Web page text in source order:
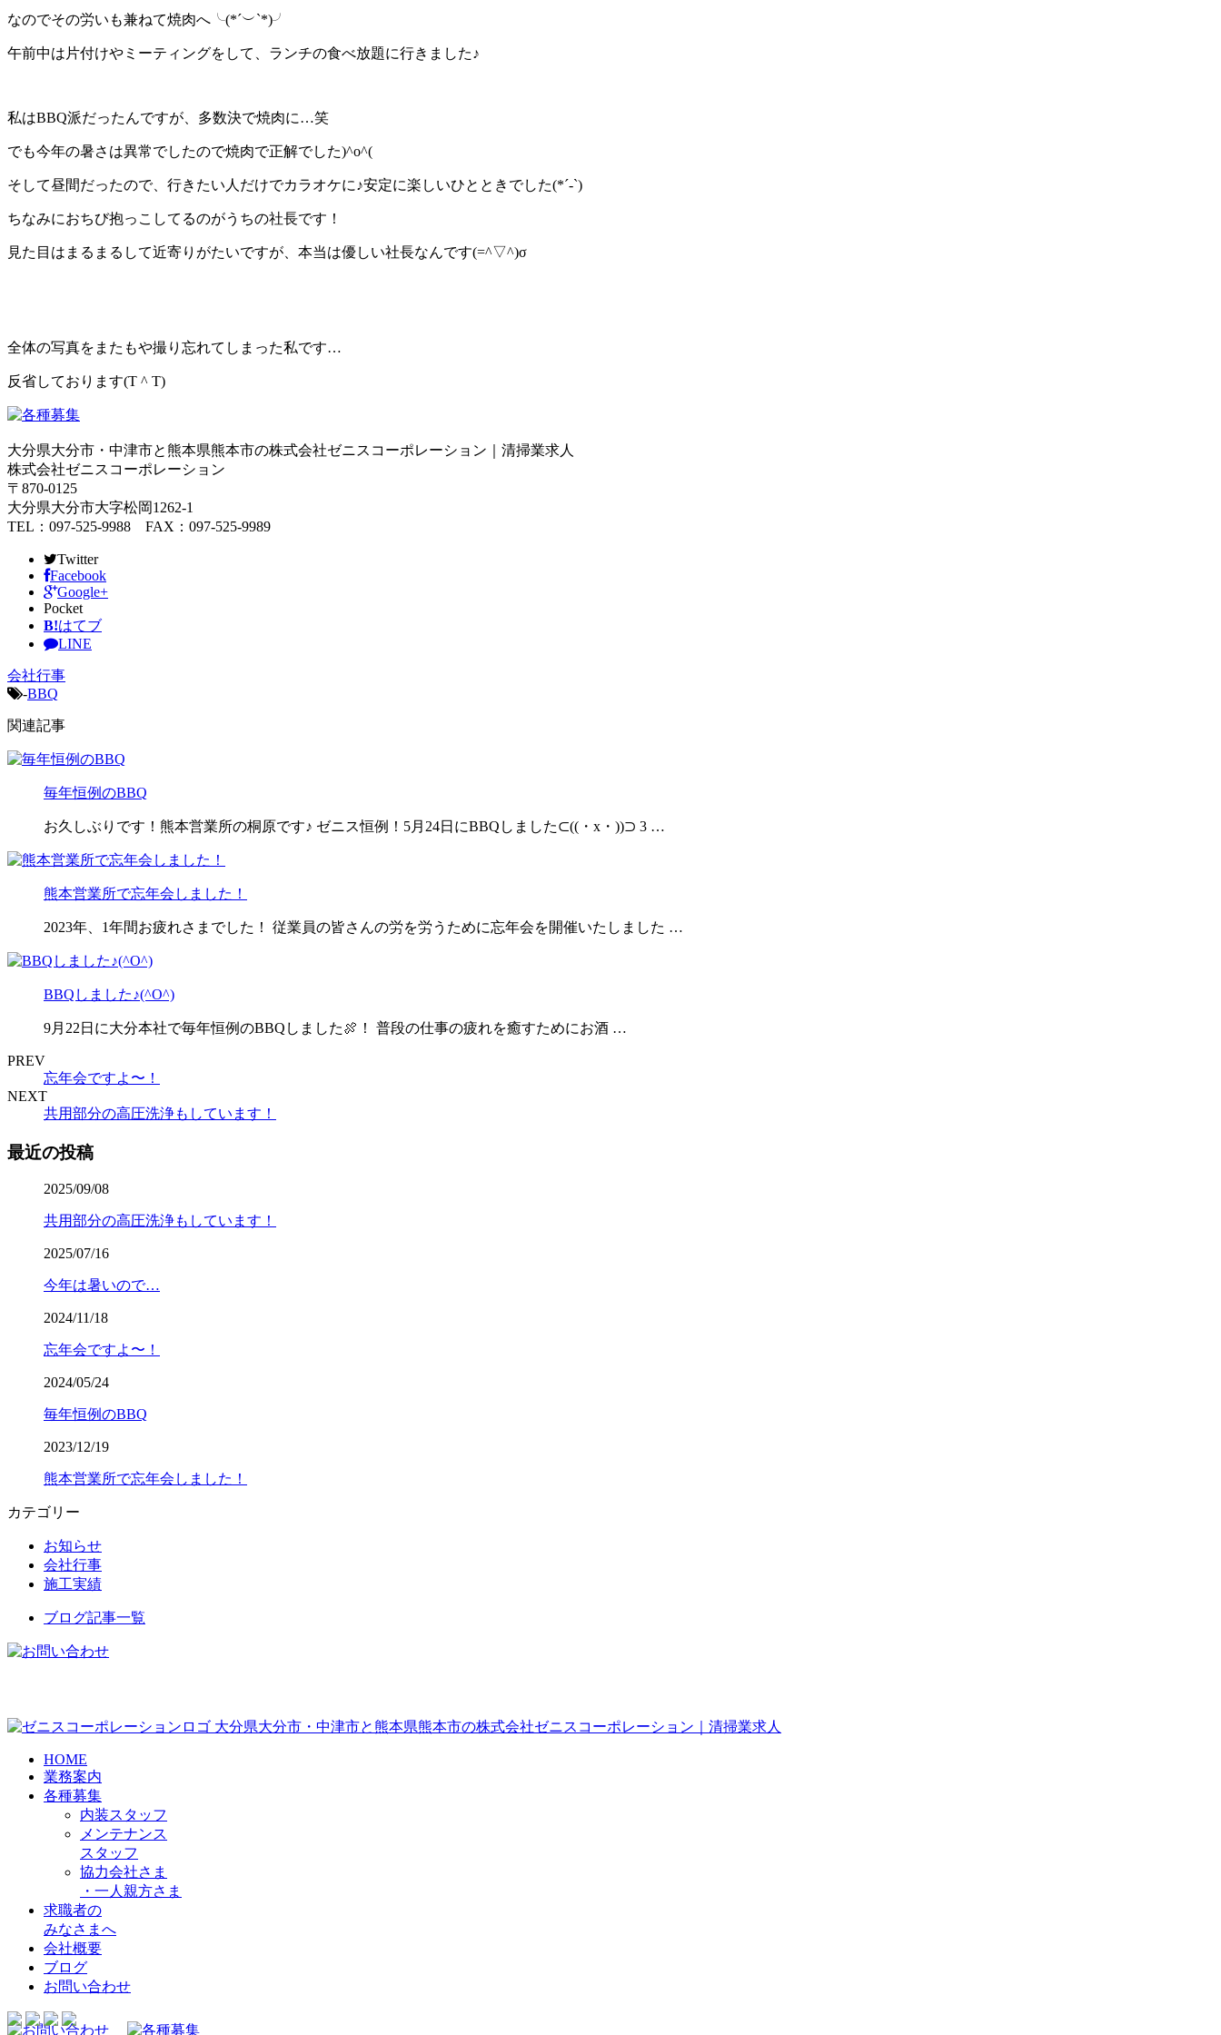
なのでその労いも兼ねて焼肉へ╰(*´︶`*)╯
午前中は片付けやミーティングをして、ランチの食べ放題に行きました♪
私はBBQ派だったんですが、多数決で焼肉に…笑
でも今年の暑さは異常でしたので焼肉で正解でした)^o^(
そして昼間だったので、行きたい人だけでカラオケに♪安定に楽しいひとときでした(*´-`)
ちなみにおちび抱っこしてるのがうちの社長です！
見た目はまるまるして近寄りがたいですが、本当は優しい社長なんです(=^▽^)σ
全体の写真をまたもや撮り忘れてしまった私です…
反省しております(T ^ T)
大分県大分市・中津市と熊本県熊本市の株式会社ゼニスコーポレーション｜清掃業求人
株式会社ゼニスコーポレーション
〒870-0125
大分県大分市大字松岡1262-1
TEL：097-525-9988 FAX：097-525-9989
Twitter
Facebook
Google+
Pocket
B!はてブ
LINE
会社行事
-BBQ
関連記事
毎年恒例のBBQ
お久しぶりです！熊本営業所の桐原です♪ ゼニス恒例！5月24日にBBQしました⊂((・x・))⊃ 3 …
熊本営業所で忘年会しました！
2023年、1年間お疲れさまでした！ 従業員の皆さんの労を労うために忘年会を開催いたしました …
BBQしました♪(^O^)
9月22日に大分本社で毎年恒例のBBQしました🍖！ 普段の仕事の疲れを癒すためにお酒 …
PREV
忘年会ですよ〜！
NEXT
共用部分の高圧洗浄もしています！
最近の投稿
2025/09/08
共用部分の高圧洗浄もしています！
2025/07/16
今年は暑いので…
2024/11/18
忘年会ですよ〜！
2024/05/24
毎年恒例のBBQ
2023/12/19
熊本営業所で忘年会しました！
カテゴリー
お知らせ
会社行事
施工実績
ブログ記事一覧
大分県大分市・中津市と熊本県熊本市の株式会社ゼニスコーポレーション｜清掃業求人
HOME
業務案内
各種募集
内装スタッフ
メンテナンス
スタッフ
協力会社さま
・ 一人親方さま
求職者の
みなさまへ
会社概要
ブログ
お問い合わせ